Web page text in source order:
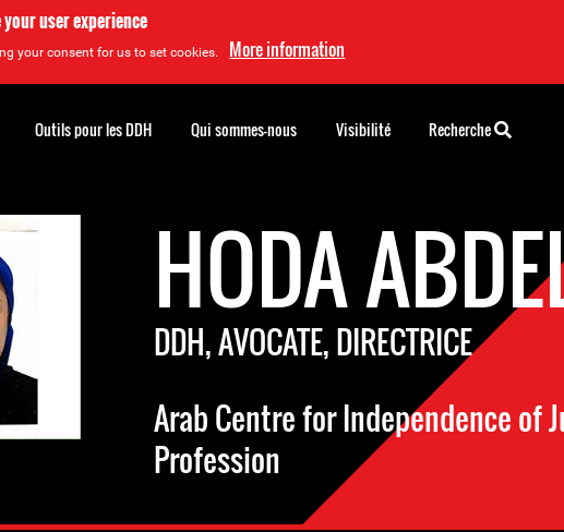
user experience
your consent for us to set cookies. More information
HODA
DDH, AVOCATE, DIRECTRICE
Arab Centre for Independence of
Profession
Outils pour les DDH Qui sommes-nous Visibilité Recherche